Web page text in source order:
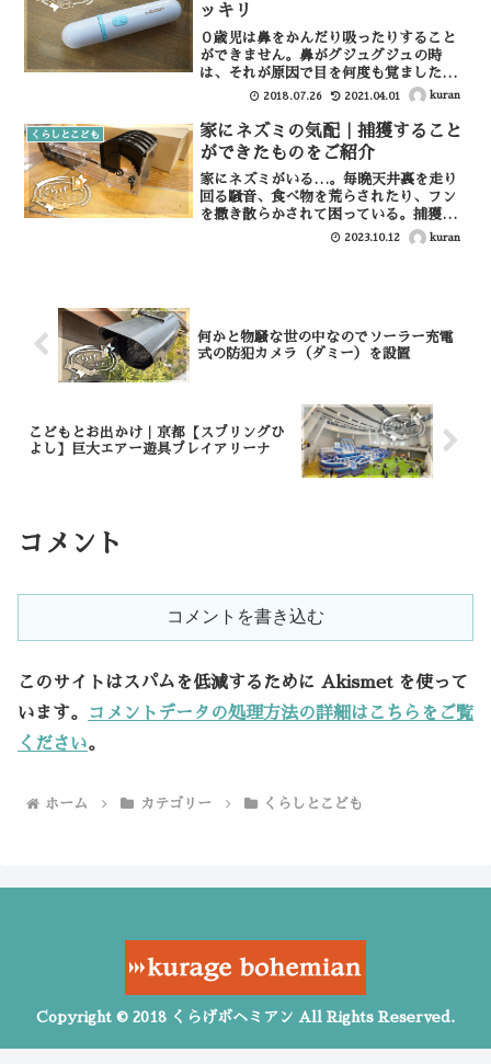
ッキリ
０歳児は鼻をかんだり吸ったりすること
ができません。鼻がグジュグジュの時
は、それが原因で目を何度も覚ました
り、夜泣きの原因となり親としても何と
ね。薬を飲ませたとしてもすぐに鼻水が
改善するわけもなく、結果大泣き...
2018.07.26 2021.04.01 kuran
くらしとこども
家にネズミの気配｜捕獲すること
ができたものをご紹介
家にネズミがいる…。毎晩天井裏を走り
回る騒音、食べ物を荒らされたり、フン
を撒き散らかされて困っている。捕獲す
るにしても粘着シート？捕獲カゴ？パチ
2023.10.12 kuran
何かと物騒な世の中なのでソーラー充電
式の防犯カメラ（ダミー）を設置
こどもとお出かけ｜京都【スプリングひ
よし】巨大エアー遊具プレイアリーナ
コメント
コメントを書き込む
このサイトはスパムを低減するために Akismet を使って
います。
コメントデータの処理方法の詳細はこちらをご覧
ください。
ホーム カテゴリー くらしとこども
Copyright © 2018 くらげボヘミアン All Rights Reserved.